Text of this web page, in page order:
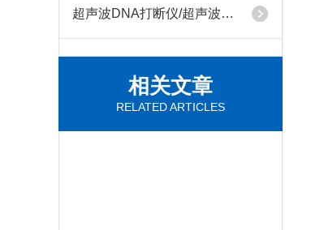
超声波DNA打断仪/超声波萃取仪/超声波细胞破碎仪
相关文章
RELATED ARTICLES